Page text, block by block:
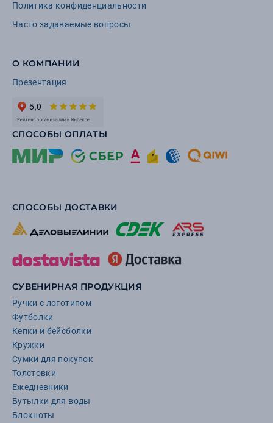
Политика конфиденциальности
Часто задаваемые вопросы
О КОМПАНИИ
Презентация
СПОСОБЫ ОПЛАТЫ
СПОСОБЫ ДОСТАВКИ
СУВЕНИРНАЯ ПРОДУКЦИЯ
Ручки с логотипом
Футболки
Кепки и бейсболки
Кружки
Сумки для покупок
Толстовки
Ежедневники
Бутылки для воды
Блокноты